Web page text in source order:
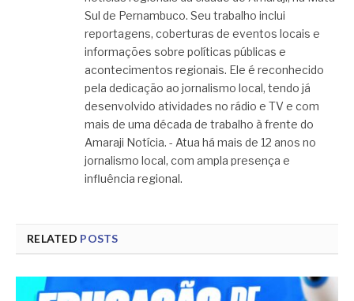
Sul de Pernambuco. Seu trabalho inclui
reportagens, coberturas de eventos locais e
informações sobre políticas públicas e
acontecimentos regionais. Ele é reconhecido
pela dedicação ao jornalismo local, tendo já
desenvolvido atividades no rádio e TV e com
mais de uma década de trabalho à frente do
Amaraji Notícia. - Atua há mais de 12 anos no
jornalismo local, com ampla presença e
influência regional.
RELATED POSTS